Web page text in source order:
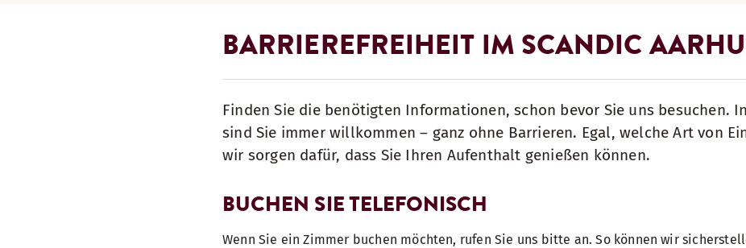
BARRIEREFREIHEIT IM SCANDIC
Finden Sie die benötigten Informationen, schon bevor Sie uns besuchen.
sind Sie immer willkommen – ganz ohne Barrieren. Egal, welche Art von
wir sorgen dafür, dass Sie Ihren Aufenthalt genießen können.
BUCHEN SIE TELEFONISCH
Wenn Sie ein Zimmer buchen möchten, rufen Sie uns bitte an. So können wir